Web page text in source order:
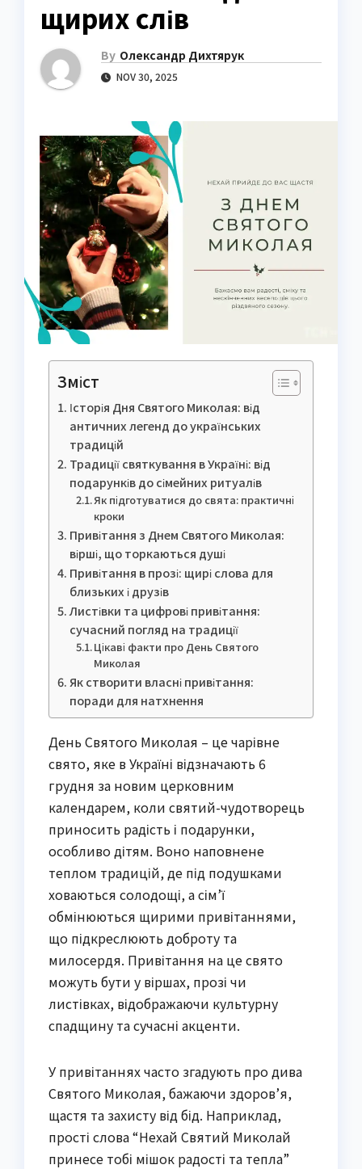
щирих слів
By Олександр Дихтярук
NOV 30, 2025
Зміст
Історія Дня Святого Миколая: від
античних легенд до українських
традицій
Традиції святкування в Україні: від
подарунків до сімейних ритуалів
Як підготуватися до свята: практичні
кроки
Привітання з Днем Святого Миколая:
вірші, що торкаються душі
Привітання в прозі: щирі слова для
близьких і друзів
Листівки та цифрові привітання:
сучасний погляд на традиції
Цікаві факти про День Святого
Миколая
Як створити власні привітання:
поради для натхнення
День Святого Миколая – це чарівне
свято, яке в Україні відзначають 6
грудня за новим церковним
календарем, коли святий-чудотворець
приносить радість і подарунки,
особливо дітям. Воно наповнене
теплом традицій, де під подушками
ховаються солодощі, а сім’ї
обмінюються щирими привітаннями,
що підкреслюють доброту та
милосердя. Привітання на це свято
можуть бути у віршах, прозі чи
листівках, відображаючи культурну
спадщину та сучасні акценти.
У привітаннях часто згадують про дива
Святого Миколая, бажаючи здоров’я,
щастя та захисту від бід. Наприклад,
прості слова “Нехай Святий Миколай
принесе тобі мішок радості та тепла”